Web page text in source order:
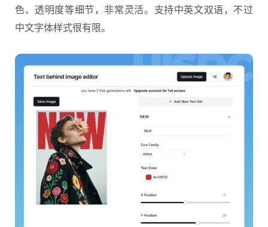
色、透明度等细节，非常灵活。支持中英文双语，不过
中文字体样式很有限。